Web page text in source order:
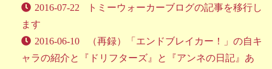
2016-07-22
トミーウォーカーブログの記事を移行し
ます
2016-06-10
（再録）「エンドブレイカー！」の自キ
ャラの紹介と『ドリフターズ』と『アンネの日記』あ